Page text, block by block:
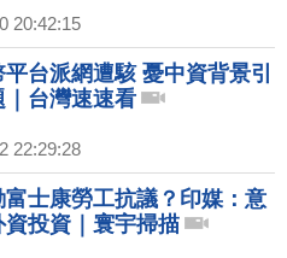
20:42:15
台派網遭駭 憂中資背景引
｜台灣速速看
22:29:28
富士康勞工抗議？印媒：意
資投資｜寰宇掃描